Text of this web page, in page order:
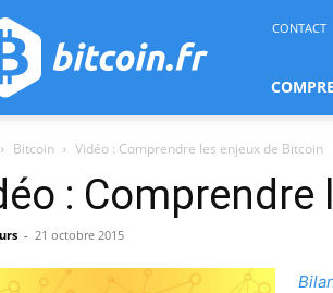
CONTACT
Bitcoin Vidéo : Comprendre les enjeux de Bitcoin
:
- 21 octobre 2015